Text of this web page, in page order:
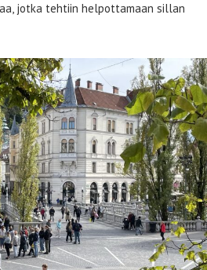
jotka tehtiin helpottamaan sillan